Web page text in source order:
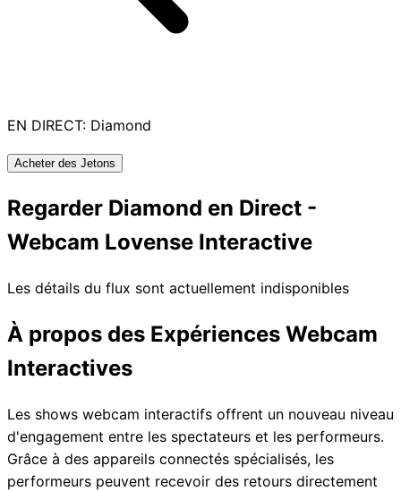
EN DIRECT: Diamond
Acheter des Jetons
Regarder Diamond en Direct -
Webcam Lovense Interactive
Les détails du flux sont actuellement indisponibles
À propos des Expériences Webcam
Interactives
Les shows webcam interactifs offrent un nouveau niveau
d'engagement entre les spectateurs et les performeurs.
Grâce à des appareils connectés spécialisés, les
performeurs peuvent recevoir des retours directement